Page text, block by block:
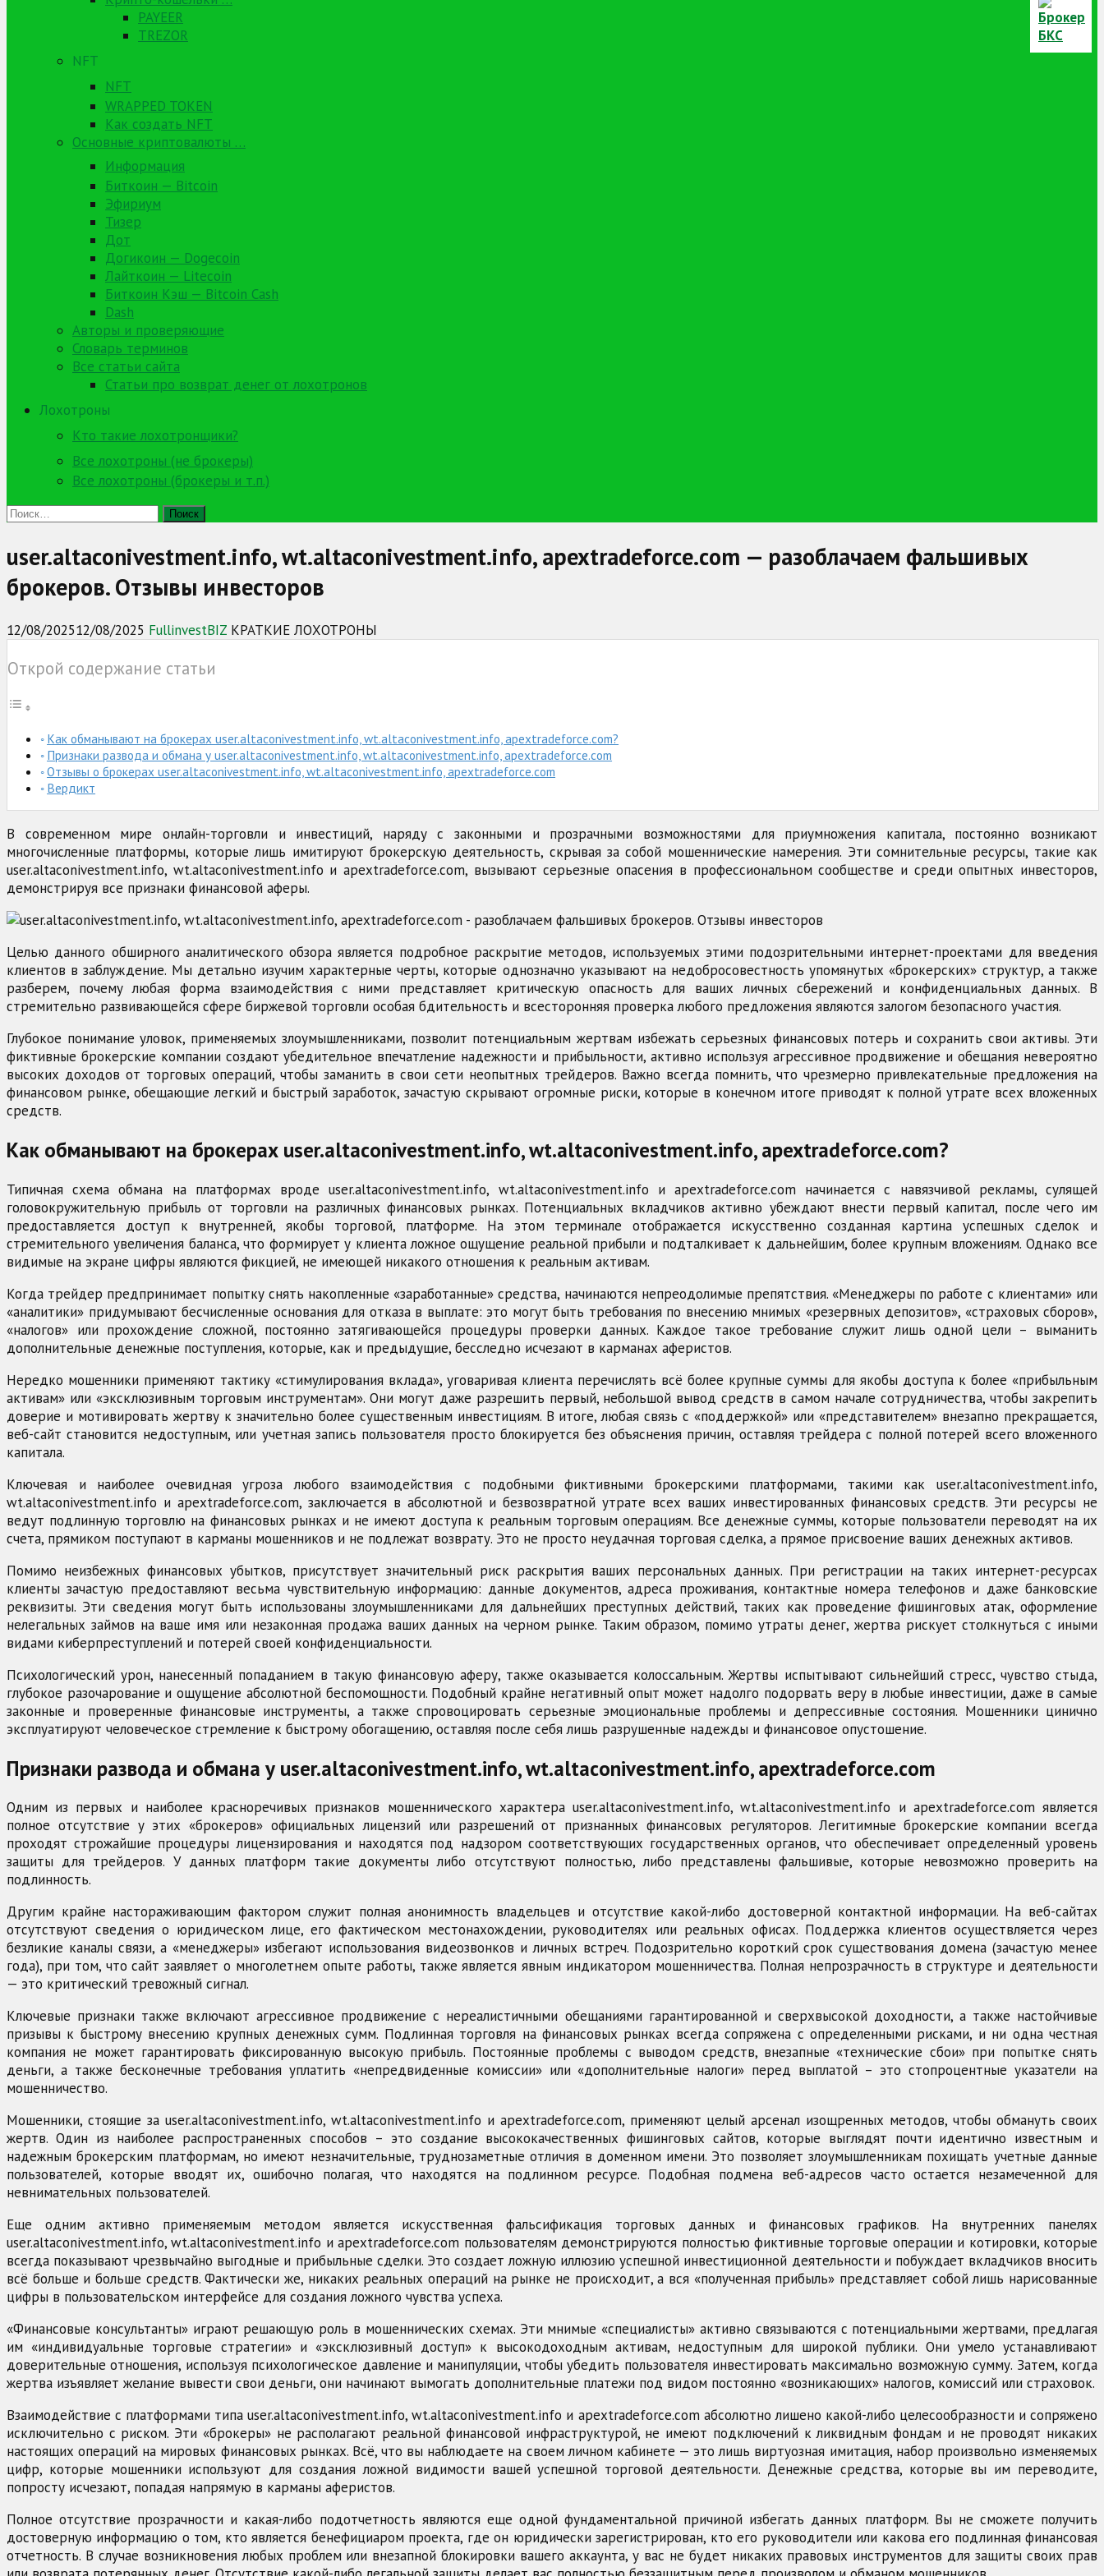
PAYEER
TREZOR
NFT
NFT
WRAPPED TOKEN
Как создать NFT
Основные криптовалюты …
Информация
Биткоин — Bitcoin
Эфириум
Тизер
Дот
Догикоин — Dogecoin
Лайткоин — Litecoin
Биткоин Кэш — Bitcoin Cash
Dash
Авторы и проверяющие
Словарь терминов
Все статьи сайта
Статьи про возврат денег от лохотронов
Лохотроны
Кто такие лохотронщики?
Все лохотроны (не брокеры)
Все лохотроны (брокеры и т.п.)
Найти:
user.altaconivestment.info, wt.altaconivestment.info, apextradeforce.com — разоблачаем фальшивых
брокеров. Отзывы инвесторов
12/08/202512/08/2025 FullinvestBIZ КРАТКИЕ ЛОХОТРОНЫ
Открой содержание статьи
Как обманывают на брокерах user.altaconivestment.info, wt.altaconivestment.info, apextradeforce.com?
Признаки развода и обмана у user.altaconivestment.info, wt.altaconivestment.info, apextradeforce.com
Отзывы о брокерах user.altaconivestment.info, wt.altaconivestment.info, apextradeforce.com
Вердикт
В современном мире онлайн-торговли и инвестиций, наряду с законными и прозрачными возможностями для приумножения капитала, постоянно возникают
многочисленные платформы, которые лишь имитируют брокерскую деятельность, скрывая за собой мошеннические намерения. Эти сомнительные ресурсы, такие как
user.altaconivestment.info, wt.altaconivestment.info и apextradeforce.com, вызывают серьезные опасения в профессиональном сообществе и среди опытных инвесторов,
демонстрируя все признаки финансовой аферы.
Целью данного обширного аналитического обзора является подробное раскрытие методов, используемых этими подозрительными интернет-проектами для введения
клиентов в заблуждение. Мы детально изучим характерные черты, которые однозначно указывают на недобросовестность упомянутых «брокерских» структур, а также
разберем, почему любая форма взаимодействия с ними представляет критическую опасность для ваших личных сбережений и конфиденциальных данных. В
стремительно развивающейся сфере биржевой торговли особая бдительность и всесторонняя проверка любого предложения являются залогом безопасного участия.
Глубокое понимание уловок, применяемых злоумышленниками, позволит потенциальным жертвам избежать серьезных финансовых потерь и сохранить свои активы. Эти
фиктивные брокерские компании создают убедительное впечатление надежности и прибыльности, активно используя агрессивное продвижение и обещания невероятно
высоких доходов от торговых операций, чтобы заманить в свои сети неопытных трейдеров. Важно всегда помнить, что чрезмерно привлекательные предложения на
финансовом рынке, обещающие легкий и быстрый заработок, зачастую скрывают огромные риски, которые в конечном итоге приводят к полной утрате всех вложенных
средств.
Как обманывают на брокерах user.altaconivestment.info, wt.altaconivestment.info, apextradeforce.com?
Типичная схема обмана на платформах вроде user.altaconivestment.info, wt.altaconivestment.info и apextradeforce.com начинается с навязчивой рекламы, сулящей
головокружительную прибыль от торговли на различных финансовых рынках. Потенциальных вкладчиков активно убеждают внести первый капитал, после чего им
предоставляется доступ к внутренней, якобы торговой, платформе. На этом терминале отображается искусственно созданная картина успешных сделок и
стремительного увеличения баланса, что формирует у клиента ложное ощущение реальной прибыли и подталкивает к дальнейшим, более крупным вложениям. Однако все
видимые на экране цифры являются фикцией, не имеющей никакого отношения к реальным активам.
Когда трейдер предпринимает попытку снять накопленные «заработанные» средства, начинаются непреодолимые препятствия. «Менеджеры по работе с клиентами» или
«аналитики» придумывают бесчисленные основания для отказа в выплате: это могут быть требования по внесению мнимых «резервных депозитов», «страховых сборов»,
«налогов» или прохождение сложной, постоянно затягивающейся процедуры проверки данных. Каждое такое требование служит лишь одной цели – выманить
дополнительные денежные поступления, которые, как и предыдущие, бесследно исчезают в карманах аферистов.
Нередко мошенники применяют тактику «стимулирования вклада», уговаривая клиента перечислять всё более крупные суммы для якобы доступа к более «прибыльным
активам» или «эксклюзивным торговым инструментам». Они могут даже разрешить первый, небольшой вывод средств в самом начале сотрудничества, чтобы закрепить
доверие и мотивировать жертву к значительно более существенным инвестициям. В итоге, любая связь с «поддержкой» или «представителем» внезапно прекращается,
веб-сайт становится недоступным, или учетная запись пользователя просто блокируется без объяснения причин, оставляя трейдера с полной потерей всего вложенного
капитала.
Ключевая и наиболее очевидная угроза любого взаимодействия с подобными фиктивными брокерскими платформами, такими как user.altaconivestment.info,
wt.altaconivestment.info и apextradeforce.com, заключается в абсолютной и безвозвратной утрате всех ваших инвестированных финансовых средств. Эти ресурсы не
ведут подлинную торговлю на финансовых рынках и не имеют доступа к реальным торговым операциям. Все денежные суммы, которые пользователи переводят на их
счета, прямиком поступают в карманы мошенников и не подлежат возврату. Это не просто неудачная торговая сделка, а прямое присвоение ваших денежных активов.
Помимо неизбежных финансовых убытков, присутствует значительный риск раскрытия ваших персональных данных. При регистрации на таких интернет-ресурсах
клиенты зачастую предоставляют весьма чувствительную информацию: данные документов, адреса проживания, контактные номера телефонов и даже банковские
реквизиты. Эти сведения могут быть использованы злоумышленниками для дальнейших преступных действий, таких как проведение фишинговых атак, оформление
нелегальных займов на ваше имя или незаконная продажа ваших данных на черном рынке. Таким образом, помимо утраты денег, жертва рискует столкнуться с иными
видами киберпреступлений и потерей своей конфиденциальности.
Психологический урон, нанесенный попаданием в такую финансовую аферу, также оказывается колоссальным. Жертвы испытывают сильнейший стресс, чувство стыда,
глубокое разочарование и ощущение абсолютной беспомощности. Подобный крайне негативный опыт может надолго подорвать веру в любые инвестиции, даже в самые
законные и проверенные финансовые инструменты, а также спровоцировать серьезные эмоциональные проблемы и депрессивные состояния. Мошенники цинично
эксплуатируют человеческое стремление к быстрому обогащению, оставляя после себя лишь разрушенные надежды и финансовое опустошение.
Признаки развода и обмана у user.altaconivestment.info, wt.altaconivestment.info, apextradeforce.com
Одним из первых и наиболее красноречивых признаков мошеннического характера user.altaconivestment.info, wt.altaconivestment.info и apextradeforce.com является
полное отсутствие у этих «брокеров» официальных лицензий или разрешений от признанных финансовых регуляторов. Легитимные брокерские компании всегда
проходят строжайшие процедуры лицензирования и находятся под надзором соответствующих государственных органов, что обеспечивает определенный уровень
защиты для трейдеров. У данных платформ такие документы либо отсутствуют полностью, либо представлены фальшивые, которые невозможно проверить на
подлинность.
Другим крайне настораживающим фактором служит полная анонимность владельцев и отсутствие какой-либо достоверной контактной информации. На веб-сайтах
отсутствуют сведения о юридическом лице, его фактическом местонахождении, руководителях или реальных офисах. Поддержка клиентов осуществляется через
безликие каналы связи, а «менеджеры» избегают использования видеозвонков и личных встреч. Подозрительно короткий срок существования домена (зачастую менее
года), при том, что сайт заявляет о многолетнем опыте работы, также является явным индикатором мошенничества. Полная непрозрачность в структуре и деятельности
— это критический тревожный сигнал.
Ключевые признаки также включают агрессивное продвижение с нереалистичными обещаниями гарантированной и сверхвысокой доходности, а также настойчивые
призывы к быстрому внесению крупных денежных сумм. Подлинная торговля на финансовых рынках всегда сопряжена с определенными рисками, и ни одна честная
компания не может гарантировать фиксированную высокую прибыль. Постоянные проблемы с выводом средств, внезапные «технические сбои» при попытке снять
деньги, а также бесконечные требования уплатить «непредвиденные комиссии» или «дополнительные налоги» перед выплатой – это стопроцентные указатели на
мошенничество.
Мошенники, стоящие за user.altaconivestment.info, wt.altaconivestment.info и apextradeforce.com, применяют целый арсенал изощренных методов, чтобы обмануть своих
жертв. Один из наиболее распространенных способов – это создание высококачественных фишинговых сайтов, которые выглядят почти идентично известным и
надежным брокерским платформам, но имеют незначительные, труднозаметные отличия в доменном имени. Это позволяет злоумышленникам похищать учетные данные
пользователей, которые вводят их, ошибочно полагая, что находятся на подлинном ресурсе. Подобная подмена веб-адресов часто остается незамеченной для
невнимательных пользователей.
Еще одним активно применяемым методом является искусственная фальсификация торговых данных и финансовых графиков. На внутренних панелях
user.altaconivestment.info, wt.altaconivestment.info и apextradeforce.com пользователям демонстрируются полностью фиктивные торговые операции и котировки, которые
всегда показывают чрезвычайно выгодные и прибыльные сделки. Это создает ложную иллюзию успешной инвестиционной деятельности и побуждает вкладчиков вносить
всё больше и больше средств. Фактически же, никаких реальных операций на рынке не происходит, а вся «полученная прибыль» представляет собой лишь нарисованные
цифры в пользовательском интерфейсе для создания ложного чувства успеха.
«Финансовые консультанты» играют решающую роль в мошеннических схемах. Эти мнимые «специалисты» активно связываются с потенциальными жертвами, предлагая
им «индивидуальные торговые стратегии» и «эксклюзивный доступ» к высокодоходным активам, недоступным для широкой публики. Они умело устанавливают
доверительные отношения, используя психологическое давление и манипуляции, чтобы убедить пользователя инвестировать максимально возможную сумму. Затем, когда
жертва изъявляет желание вывести свои деньги, они начинают вымогать дополнительные платежи под видом постоянно «возникающих» налогов, комиссий или страховок.
Взаимодействие с платформами типа user.altaconivestment.info, wt.altaconivestment.info и apextradeforce.com абсолютно лишено какой-либо целесообразности и сопряжено
исключительно с риском. Эти «брокеры» не располагают реальной финансовой инфраструктурой, не имеют подключений к ликвидным фондам и не проводят никаких
настоящих операций на мировых финансовых рынках. Всё, что вы наблюдаете на своем личном кабинете — это лишь виртуозная имитация, набор произвольно изменяемых
цифр, которые мошенники используют для создания ложной видимости вашей успешной торговой деятельности. Денежные средства, которые вы им переводите,
попросту исчезают, попадая напрямую в карманы аферистов.
Полное отсутствие прозрачности и какая-либо подотчетность являются еще одной фундаментальной причиной избегать данных платформ. Вы не сможете получить
достоверную информацию о том, кто является бенефициаром проекта, где он юридически зарегистрирован, кто его руководители или какова его подлинная финансовая
отчетность. В случае возникновения любых проблем или внезапной блокировки вашего аккаунта, у вас не будет никаких правовых инструментов для защиты своих прав